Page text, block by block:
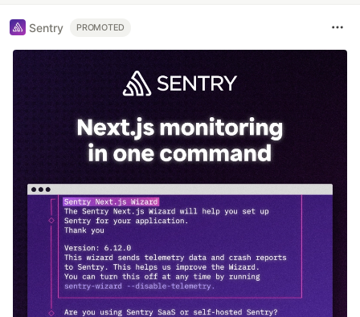
Sentry PROMOTED